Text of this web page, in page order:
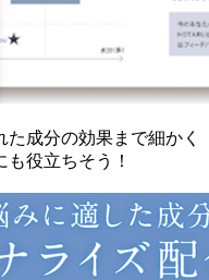
成分の効果まで細かく
役立ちそう！